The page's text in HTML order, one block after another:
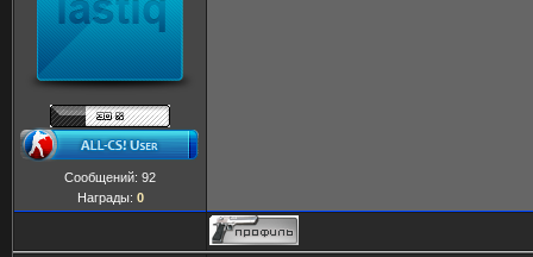
Сообщений: 92
Награды: 0